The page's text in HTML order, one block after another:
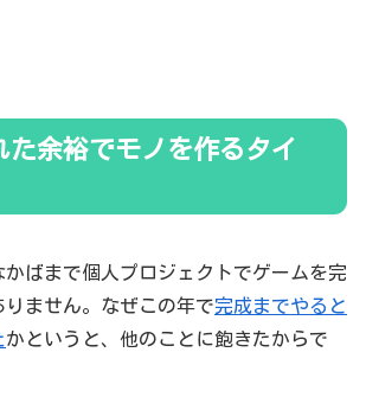
た余裕でモノを作るタイ
かばまで個人プロジェクトでゲームを完
ません。なぜこの年で完成までやると
かというと、他のことに飽きたからで